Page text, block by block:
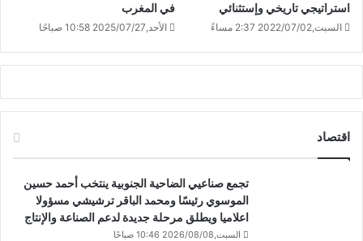
استراتيجي تاريخي وإستثنائي
السبت,2022/07/02 2:37 مساءً
في المغرب
الأحد,2025/07/27 10:58 صباحًا
اقتصاد
تجمع صناعيي الضاحية الجنوبية ينتخب أحمد حسين
الموسوي رئيسًا ومحمد الباقر ترشيشي مسؤولا
اعلاميا ويطلق مرحلة جديدة لدعم الصناعة والإنتاج
السبت,2026/08/08 10:46 صباحًا